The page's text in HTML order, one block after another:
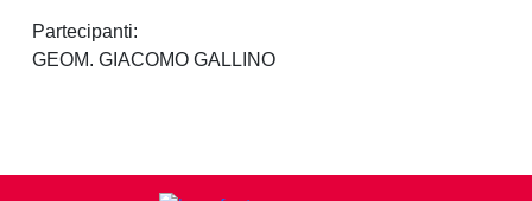
Partecipanti:
GEOM. GIACOMO GALLINO